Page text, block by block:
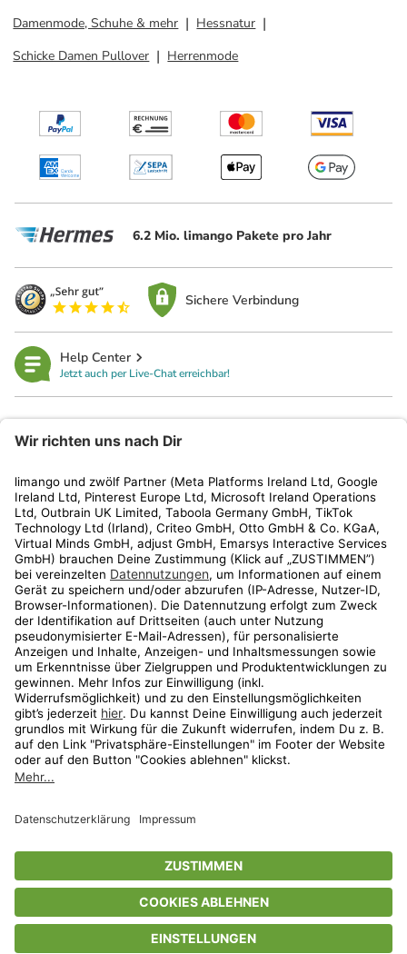
Damenmode, Schuhe & mehr
Hessnatur
Schicke Damen Pullover
Herrenmode
6.2 Mio. limango Pakete pro Jahr
Sichere Verbindung
Help Center
Jetzt auch per Live-Chat erreichbar!
Kundenservice
Shop
Aktionen
Travel
* Streichpreise entsprechen der unverbindlichen Preisempfehlung des
Herstellers. Prozentangaben beziehen sich auf den Streichpreis.
Freunde-Aktionen findest Du unterwww.limango.de/einladen
ᵇ Gilt nur für von limango versandte Ware (nicht für von Partnern versandte